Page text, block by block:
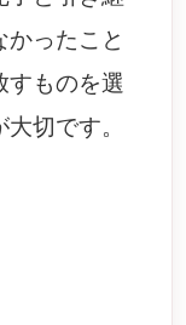
かったこと
すものを選
切です。